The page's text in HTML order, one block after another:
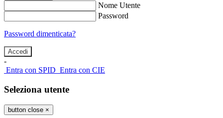
Nome Utente
Password
Password dimenticata?
-
Entra con SPID Entra con CIE
Seleziona utente
button close ×